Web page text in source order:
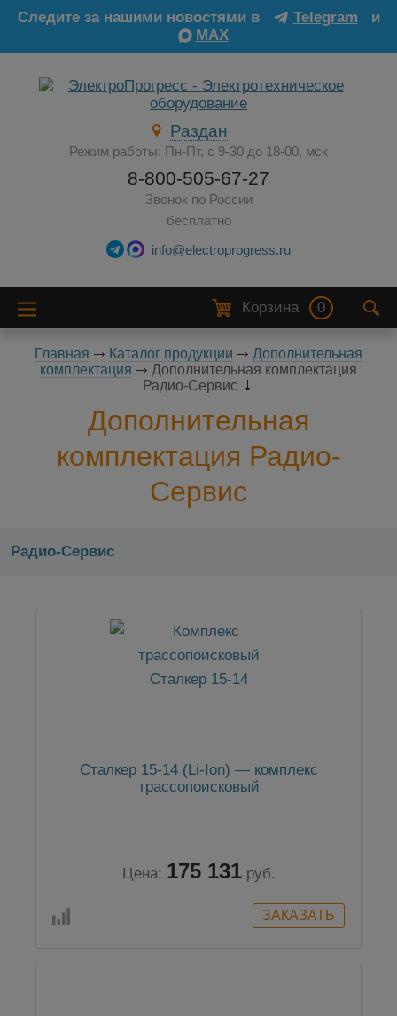
Следите за нашими новостями в Telegram
и
MAX
Раздан
Режим работы: Пн-Пт, с 9-30 до 18-00, мск
8-800-505-67-27
Звонок по России
бесплатно
info@electroprogress.ru
Корзина 0
Главная Каталог продукции
Дополнительная
комплектация
Дополнительная комплектация
Радио-Сервис
Дополнительная
комплектация Радио-
Сервис
Радио-Сервис
Сталкер 15-14 (Li-Ion) — комплекс
трассопоисковый
Цена: 175 131 руб.